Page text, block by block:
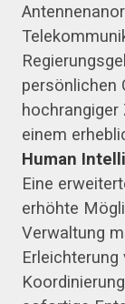
persönlichen
einem
Human
Eine
erhöhte
Verwaltung